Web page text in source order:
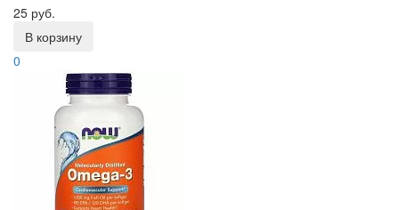
25 руб.
В корзину
0